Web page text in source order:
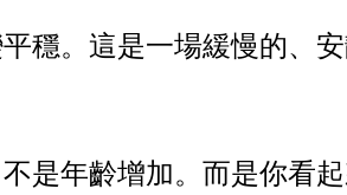
穩。這是一場緩慢的、
是年齡增加。而是你看